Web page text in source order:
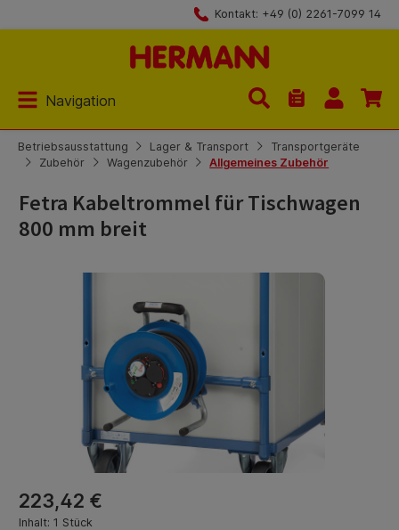
Kontakt: +49 (0) 2261-7099 14
Navigation
Du hast 0
Betriebsausstattung Lager & Transport
Transportgeräte
Zubehör
Wagenzubehör Allgemeines Zubehör
Fetra Kabeltrommel für Tischwagen
800 mm breit
Regulärer Preis:
223,42 €
Inhalt: 1 Stück